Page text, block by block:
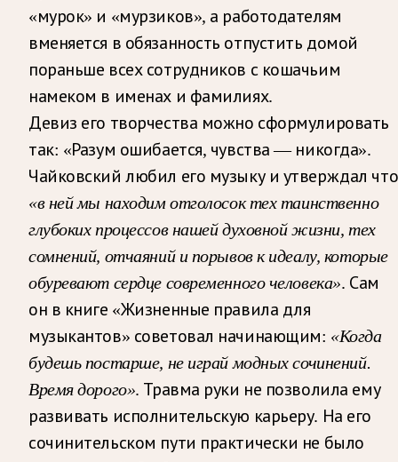
«мурок» и «мурзиков», а работодателям
вменяется в обязанность отпустить домой
пораньше всех сотрудников с кошачьим
намеком в именах и фамилиях.
Девиз его творчества можно сформулировать
так: «Разум ошибается, чувства — никогда».
Чайковский любил его музыку и утверждал что
«в ней мы находим отголосок тех таинственно
глубоких процессов нашей духовной жизни, тех
сомнений, отчаяний и порывов к идеалу, которые
обуревают сердце современного человека». Сам
он в книге «Жизненные правила для
музыкантов» советовал начинающим: «Когда
будешь постарше, не играй модных сочинений.
Время дорого». Травма руки не позволила ему
развивать исполнительскую карьеру. На его
сочинительском пути практически не было